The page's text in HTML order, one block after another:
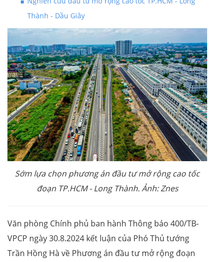
Thành - Dầu Giây
Sớm lựa chọn phương án đầu tư mở rộng cao tốc
đoạn TP.HCM - Long Thành. Ảnh: Znes
Văn phòng Chính phủ ban hành Thông báo 400/TB-
VPCP ngày 30.8.2024 kết luận của Phó Thủ tướng
Trần Hồng Hà về Phương án đầu tư mở rộng đoạn